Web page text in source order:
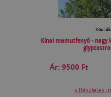
Kód:
Kínai mamutfenyő - nagy
Ár:9500 Ft
» Részletes